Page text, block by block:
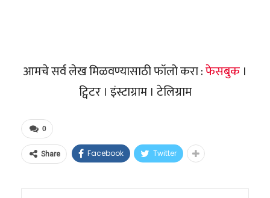
आमचे सर्व लेख मिळवण्यासाठी फॉलो करा :फेसबुक ।
ट्विटर । इंस्टाग्राम । टेलिग्राम
0
Share Facebook Twitter